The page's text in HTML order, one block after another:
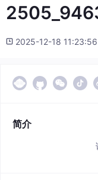
2025-12-18
简介